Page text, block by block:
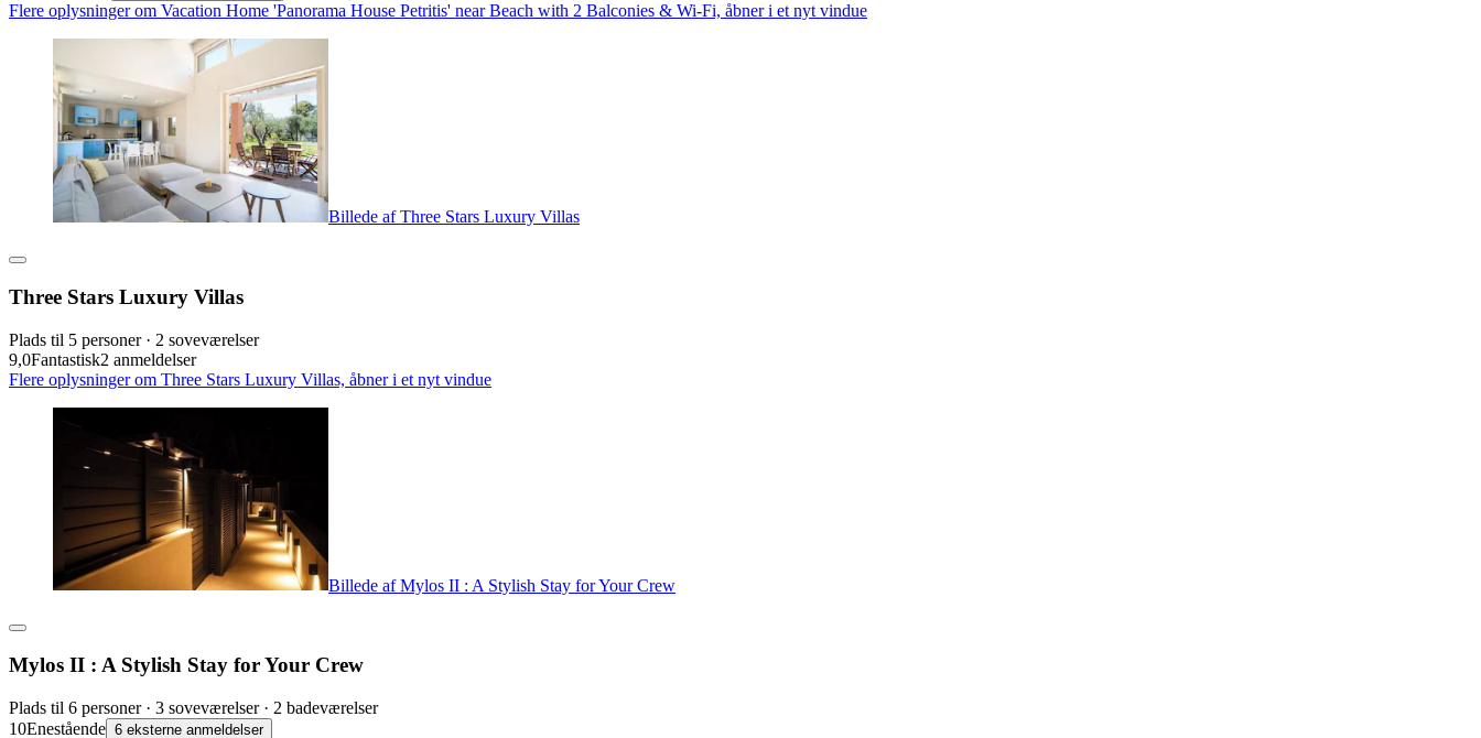
Flere oplysninger om Vacation Home 'Panorama House Petritis' near Beach with 2 Balconies & Wi-Fi, åbner i et nyt vindue
Billede af Three Stars Luxury Villas
Three Stars Luxury Villas
Plads til 5 personer · 2 soveværelser
9,0Fantastisk2 anmeldelser
Flere oplysninger om Three Stars Luxury Villas, åbner i et nyt vindue
Billede af Mylos II : A Stylish Stay for Your Crew
Mylos II : A Stylish Stay for Your Crew
Plads til 6 personer · 3 soveværelser · 2 badeværelser
10Enestående 6 eksterne anmeldelser